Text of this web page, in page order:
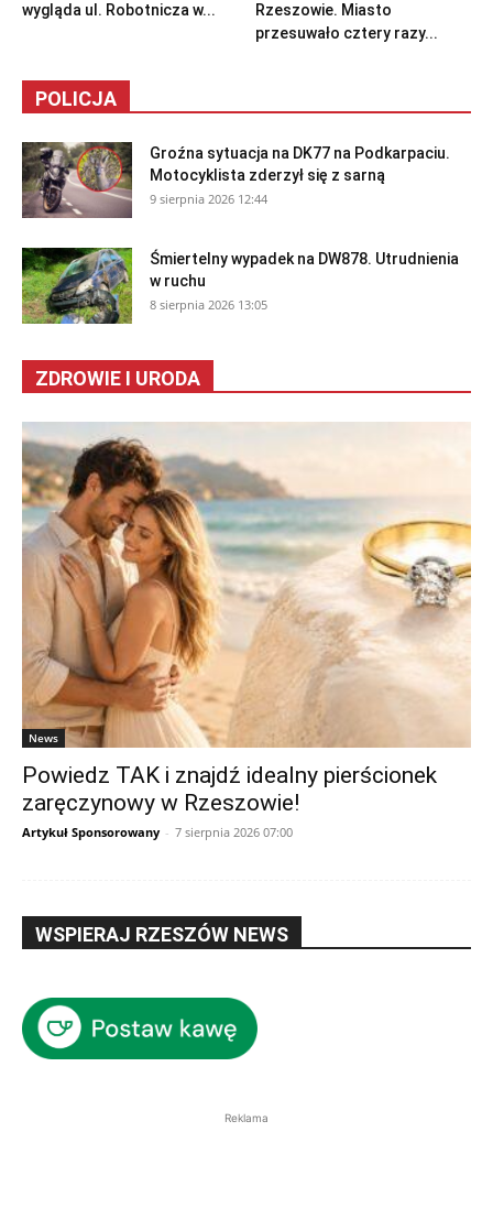
wygląda ul. Robotnicza w...
Rzeszowie. Miasto
przesuwało cztery razy...
POLICJA
Groźna sytuacja na DK77 na Podkarpaciu.
Motocyklista zderzył się z sarną
9 sierpnia 2026 12:44
Śmiertelny wypadek na DW878. Utrudnienia
w ruchu
8 sierpnia 2026 13:05
ZDROWIE I URODA
News
Powiedz TAK i znajdź idealny pierścionek
zaręczynowy w Rzeszowie!
Artykuł Sponsorowany - 7 sierpnia 2026 07:00
WSPIERAJ RZESZÓW NEWS
Reklama